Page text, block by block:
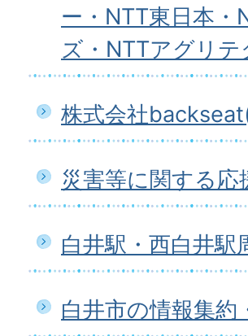
ー・NTT東日本
ズ・NTTアグリ
株式会社
災害等に関する
白井駅・西白井駅
白井市の情報集約